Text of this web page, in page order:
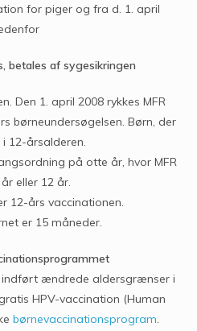
for piger og fra d. 1. april
betales af sygesikringen
Den 1. april 2008 rykkes MFR
børneundersøgelsen. Børn, der
12-årsalderen.
på otte år, hvor MFR
eller 12 år.
12-års vaccinationen.
er 15 måneder.
indført ændrede aldersgrænser i
HPV-vaccination (Human
børnevaccinationsprogram.